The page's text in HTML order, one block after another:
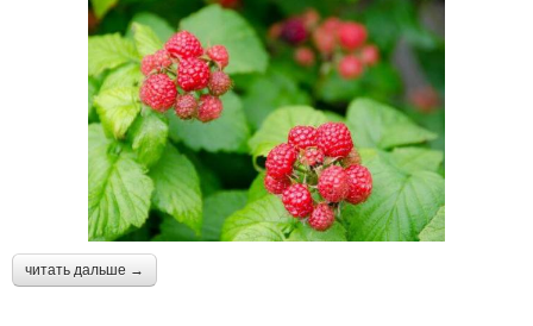
читать дальше →